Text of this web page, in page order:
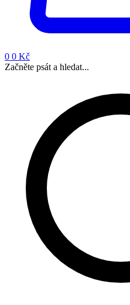
0 0 Kč
Začněte psát a hledat...